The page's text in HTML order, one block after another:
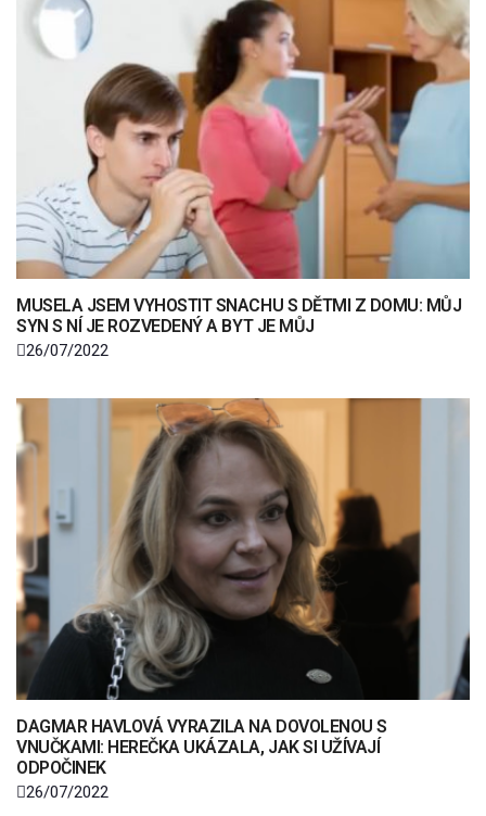
MUSELA JSEM VYHOSTIT SNACHU S DĚTMI Z DOMU: MŮJ
SYN S NÍ JE ROZVEDENÝ A BYT JE MŮJ
26/07/2022
DAGMAR HAVLOVÁ VYRAZILA NA DOVOLENOU S
VNUČKAMI: HEREČKA UKÁZALA, JAK SI UŽÍVAJÍ
ODPOČINEK
26/07/2022